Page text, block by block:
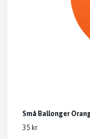
Små Ballonger
35 kr